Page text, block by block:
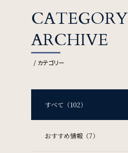
FAQ
よくある質問
Contact
CATEGORY
ARCHIVE
/ カテゴリー
すべて（102）
おすすめ情報（7）